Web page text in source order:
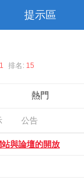
提示區
排名: 15
熱門
公告
與論壇的開放